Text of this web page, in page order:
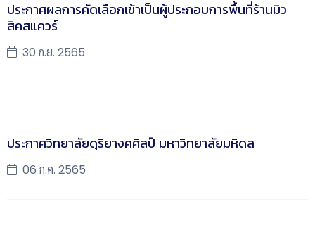
ประกาศผลการคัดเลือกเข้าเป็นผู้ประกอบการพื้นที่ร้านมิว
สิคสแควร์
30 ก.ย. 2565
ประกาศวิทยาลัยดุริยางคศิลป์ มหาวิทยาลัยมหิดล
06 ก.ค. 2565